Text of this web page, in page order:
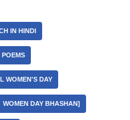
IN HINDI
WOMEN'S DAY
WOMEN DAY BHASHAN]